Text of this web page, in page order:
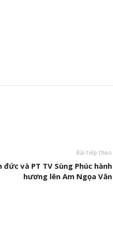
Bài tiếp theo
đức và PT TV Sùng Phúc hành
hương lên Am Ngọa Vân